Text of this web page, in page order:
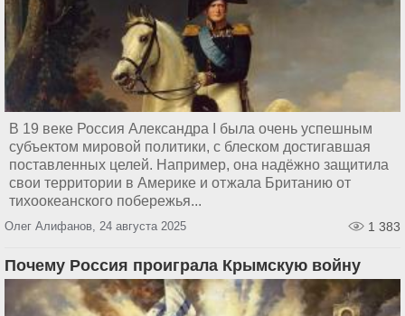
В 19 веке Россия Александра I была очень успешным
субъектом мировой политики, с блеском достигавшая
поставленных целей. Например, она надёжно защитила
свои территории в Америке и отжала Британию от
тихоокеанского побережья...
Олег Алифанов, 24 августа 2025 1 383
Почему Россия проиграла Крымскую войну